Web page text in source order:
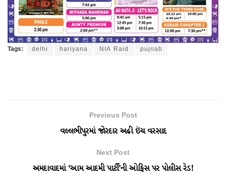
Tags: delhi hariyana NIA Raid pujnab
Previous Post
વલ્લભીપુરમાં જોરદાર અઢી ઇંચ વરસાદ
Next Post
અમદાવાદમાં ‘આમ આદમી પાર્ટી’ની ઓફિસ પર પોલીસ રેડ!